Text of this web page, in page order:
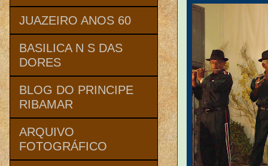
JUAZEIRO ANOS 60
BASILICA N S DAS
DORES
BLOG DO PRINCIPE
RIBAMAR
ARQUIVO
FOTOGRÁFICO